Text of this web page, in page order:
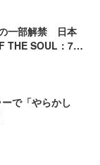
一部解禁 日本
THE SOUL：7～
で「やらかし